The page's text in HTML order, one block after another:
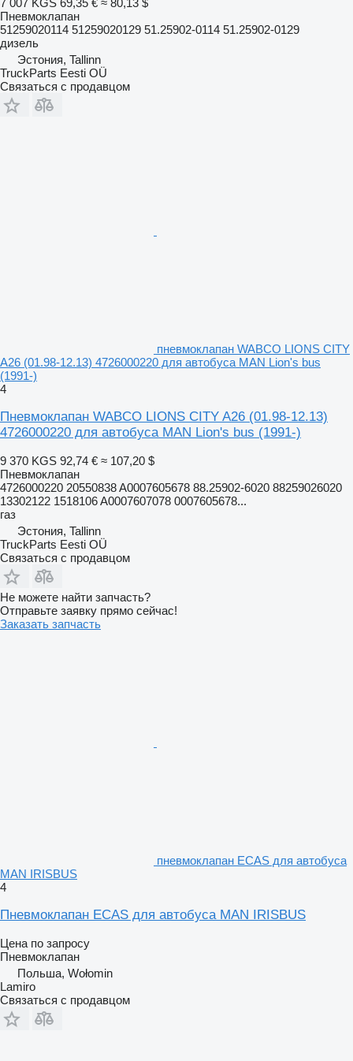
Пневмоклапан
51259020114 51259020129 51.25902-0114 51.25902-0129
дизель
Эстония, Tallinn
TruckParts Eesti OÜ
Связаться с продавцом
пневмоклапан WABCO LIONS CITY
A26 (01.98-12.13) 4726000220 для автобуса MAN Lion's bus
(1991-)
4
Пневмоклапан WABCO LIONS CITY A26 (01.98-12.13)
4726000220 для автобуса MAN Lion's bus (1991-)
9 370 KGS 92,74 € ≈ 107,20 $
Пневмоклапан
4726000220 20550838 A0007605678 88.25902-6020 88259026020
13302122 1518106 A0007607078 0007605678...
газ
Эстония, Tallinn
TruckParts Eesti OÜ
Связаться с продавцом
Не можете найти запчасть?
Отправьте заявку прямо сейчас!
Заказать запчасть
пневмоклапан ECAS для автобуса
MAN IRISBUS
4
Пневмоклапан ECAS для автобуса MAN IRISBUS
Цена по запросу
Пневмоклапан
Польша, Wołomin
Lamiro
Связаться с продавцом